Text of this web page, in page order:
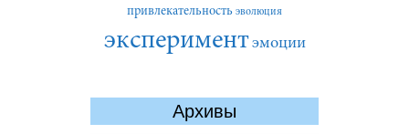
привлекательность эволюция
экспериментэмоции
Архивы